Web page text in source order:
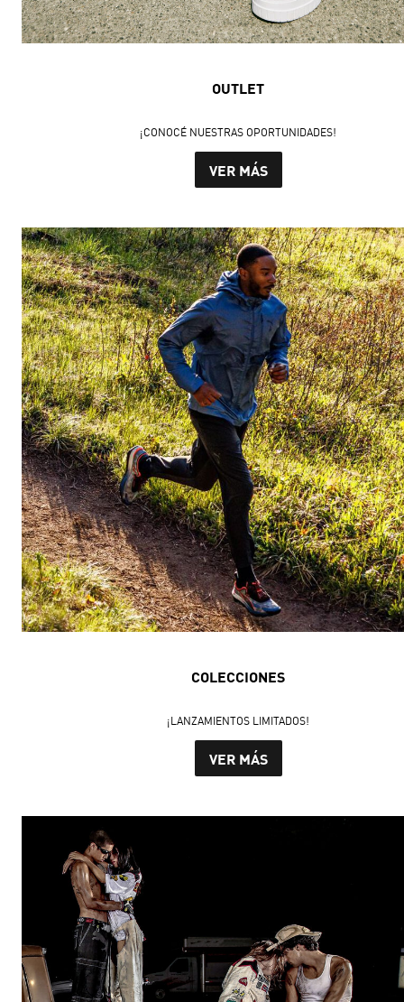
OUTLET
¡CONOCÉ NUESTRAS OPORTUNIDADES!
VER MÁS
COLECCIONES
¡LANZAMIENTOS LIMITADOS!
VER MÁS